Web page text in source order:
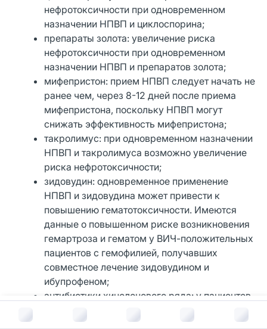
В корзину за
нефротоксичности при одновременном
назначении НПВП и циклоспорина;
препараты золота: увеличение риска
нефротоксичности при одновременном
назначении НПВП и препаратов золота;
мифепристон: прием НПВП следует начать не
ранее чем, через 8-12 дней после приема
мифепристона, поскольку НПВП могут
снижать эффективность мифепристона;
такролимус: при одновременном назначении
НПВП и такролимуса возможно увеличение
риска нефротоксичности;
зидовудин: одновременное применение
НПВП и зидовудина может привести к
повышению гематотоксичности. Имеются
данные о повышенном риске возникновения
гемартроза и гематом у ВИЧ-положительных
пациентов с гемофилией, получавших
совместное лечение зидовудином и
ибупрофеном;
антибиотики хинолонового ряда: у пациентов,
получающих совместное лечение НПВП и
антибиотиками хинолонового ряда, возможно